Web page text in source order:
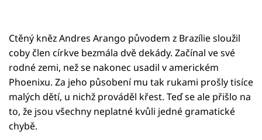
Ctěný kněz Andres Arango původem z Brazílie sloužil
coby člen církve bezmála dvě dekády. Začínal ve své
rodné zemi, než se nakonec usadil v americkém
Phoenixu. Za jeho působení mu tak rukami prošly tisíce
malých dětí, u nichž prováděl křest. Teď se ale přišlo na
to, že jsou všechny neplatné kvůli jedné gramatické
chybě.